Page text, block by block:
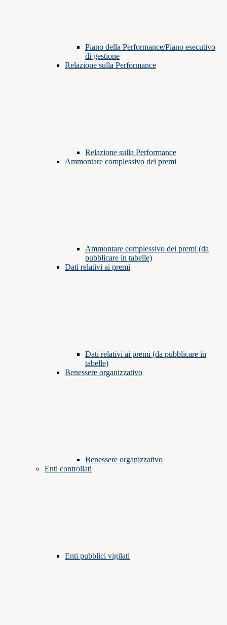
Piano della Performance/Piano esecutivo
di gestione
Relazione sulla Performance
Relazione sulla Performance
Ammontare complessivo dei premi
Ammontare complessivo dei premi (da
pubblicare in tabelle)
Dati relativi ai premi
Dati relativi ai premi (da pubblicare in
tabelle)
Benessere organizzativo
Benessere organizzativo
Enti controllati
Enti pubblici vigilati